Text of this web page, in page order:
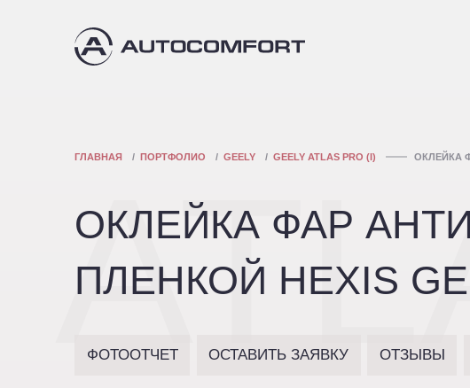
ГЛАВНАЯ ПОРТФОЛИО GEELY GEELY ATLAS PRO (I) ОКЛЕЙКА
ОКЛЕЙКА ФАР
ПЛЕНКОЙ HEXIS
ФОТООТЧЕТ ОСТАВИТЬ ЗАЯВКУ ОТЗЫВЫ